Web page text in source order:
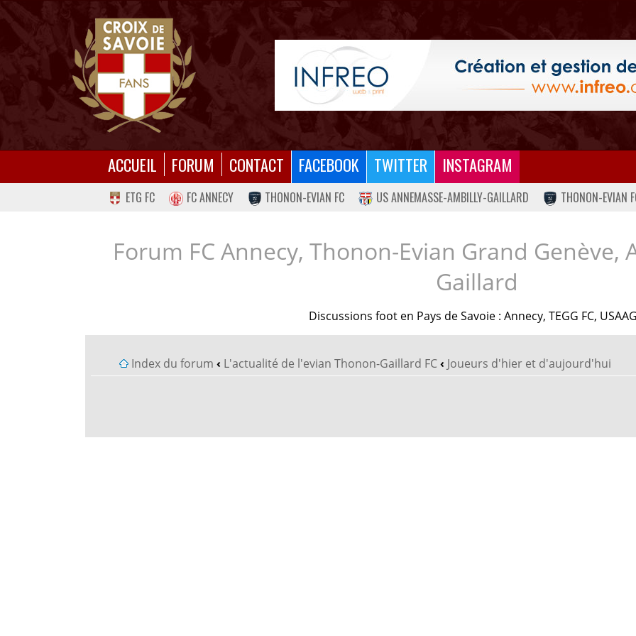
ACCUEIL FORUM CONTACT FACEBOOK TWITTER INSTAGRAM
ETG FC FC ANNECY THONON-EVIAN FC US ANNEMASSE-AMBILLY-GAILLARD THONON-EVIAN
Forum FC Annecy, Thonon-Evian Grand Genève,
Gaillard
Discussions foot en Pays de Savoie : Annecy, TEGG FC,
Index du forum ‹ L'actualité de l'evian Thonon-Gaillard FC‹ Joueurs d'hier et d'aujourd'hui